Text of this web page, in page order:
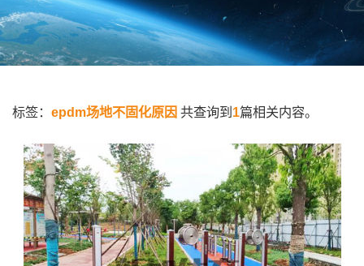
标签： epdm场地不固化原因 共查询到 1篇相关内容。